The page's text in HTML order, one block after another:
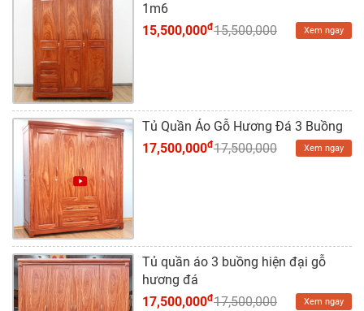
Phòng
Phẩm
Khác
Giới
Kiến
Thức
1m6
15,500,000đ15,500,000 Xem ngay
Tủ Quần Áo Gỗ Hương Đá 3 Buồng
17,500,000đ17,500,000 Xem ngay
Tủ quần áo 3 buồng hiện đại gỗ
hương đá
17,500,000đ17,500,000 Xem ngay